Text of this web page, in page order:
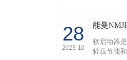
28
2023-10
能曼
图…
软启动器
轻载节能